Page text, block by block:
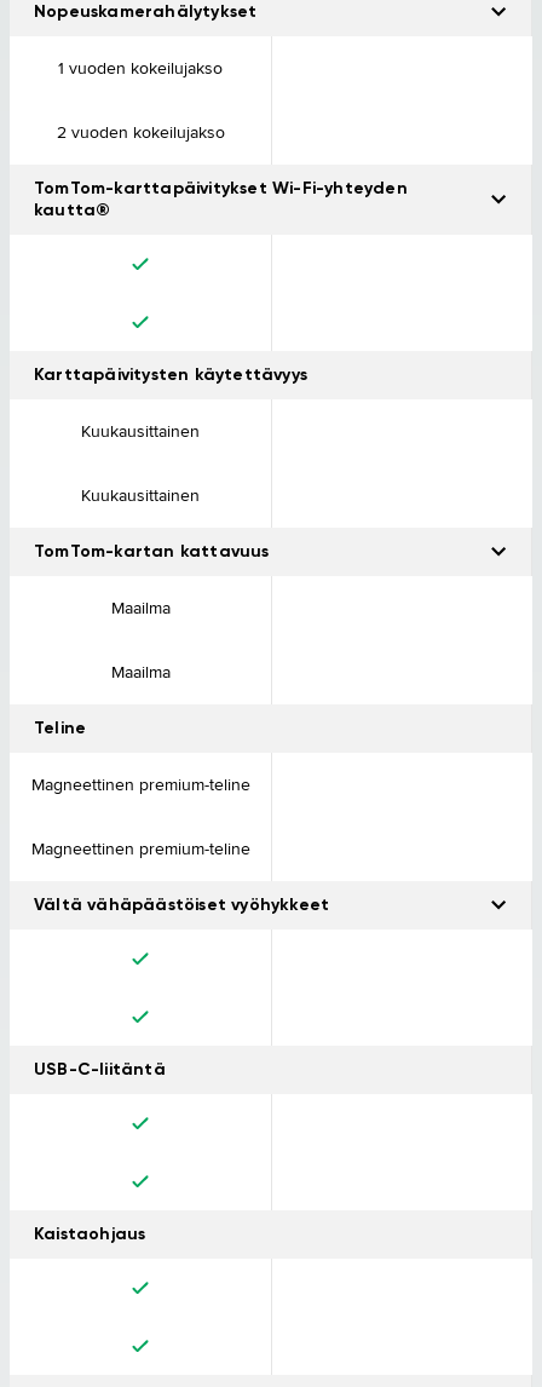
Nopeuskamerahälytykset
1 vuoden kokeilujakso
2 vuoden kokeilujakso
TomTom-karttapäivitykset Wi-Fi-yhteyden
kautta®
Et tarvitse tietokonetta.
Karttapäivitysten käytettävyys
Kuukausittainen
Kuukausittainen
TomTom-kartan kattavuus
tiekilometriä. Voit ajaa rennommin, kun tiedät paikalliset
Maailma
Maailma
Teline
Magneettinen premium-teline
Magneettinen premium-teline
Vältä vähäpäästöiset vyöhykkeet
USB-C-liitäntä
Kaistaohjaus